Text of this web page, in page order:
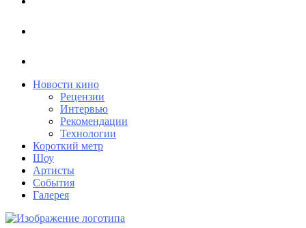
Новости кино
Рецензии
Интервью
Рекомендации
Технологии
Короткий метр
Шоу
Артисты
События
Галерея